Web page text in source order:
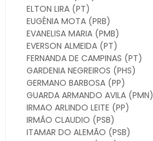
ELTON LIRA (PT)
EUGÊNIA MOTA (PRB)
EVANELISA MARIA (PMB)
EVERSON ALMEIDA (PT)
FERNANDA DE CAMPINAS (PT)
GARDENIA NEGREIROS (PHS)
GERMANO BARBOSA (PP)
GUARDA ARMANDO AVILA (PMN)
IRMAO ARLINDO LEITE (PP)
IRMÃO CLAUDIO (PSB)
ITAMAR DO ALEMÃO (PSB)